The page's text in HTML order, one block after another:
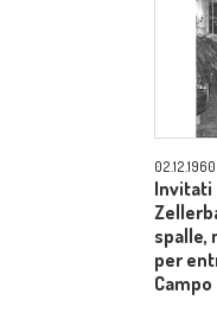
02.12.1960
Invitati
spalle,
per